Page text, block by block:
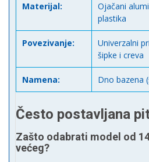
Materijal:
Ojačani
plastika
Povezivanje:
Univerzalni
šipke i creva
Namena: Dno bazena
Često postavljana
Zašto odabrati model od
većeg?